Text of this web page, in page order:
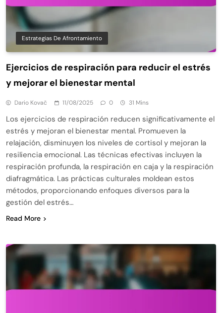
Estrategias De Afrontamiento
Ejercicios de respiración para reducir el estrés
y mejorar el bienestar mental
Dario Kovač 11/08/2025 0 31 Mins
Los ejercicios de respiración reducen significativamente el
estrés y mejoran el bienestar mental. Promueven la
relajación, disminuyen los niveles de cortisol y mejoran la
resiliencia emocional. Las técnicas efectivas incluyen la
respiración profunda, la respiración en caja y la respiración
diafragmática. Las prácticas culturales moldean estos
métodos, proporcionando enfoques diversos para la
gestión del estrés…
Read More